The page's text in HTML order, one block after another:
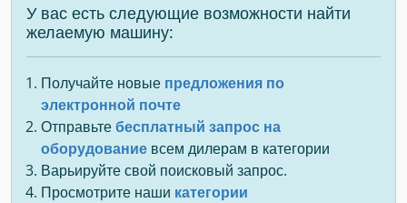
У вас есть следующие возможности найти
желаемую машину:
Получайте новые предложения по
электронной почте
Отправьтебесплатный запрос на
оборудование всем дилерам в категории
Варьируйте свой поисковый запрос.
Просмотрите наши категории